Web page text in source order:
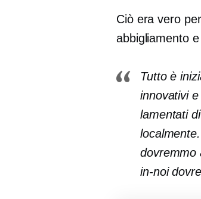
Ciò era vero
abbigliamento
Tutto è
innovativi
lamentati
dovremmo
in-noi